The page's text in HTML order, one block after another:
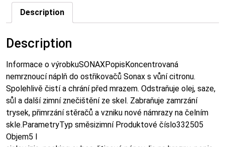
Description
Description
Informace o výrobkuSONAXPopisKoncentrovaná
nemrznoucí náplň do ostřikovačů Sonax s vůní citronu.
Spolehlivě čistí a chrání před mrazem. Odstraňuje olej, saze,
sůl a další zimní znečištění ze skel. Zabraňuje zamrzání
trysek, přimrzání stěračů a vzniku nové námrazy na čelním
skle.ParametryTyp směsizimní Produktové číslo332505
Objem5 l